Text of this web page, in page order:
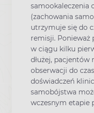
samookaleczenia
(zachowania
utrzymuje się do
remisji. Ponieważ
w ciągu kilku
dłużej, pacjentów
obserwacji do
doświadczeń
samobójstwa
wczesnym etapie